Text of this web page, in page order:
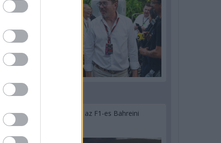
2 napja
Megvan, mikor kezdődik az F1-es Bahreini
Nagydíj Malajziában